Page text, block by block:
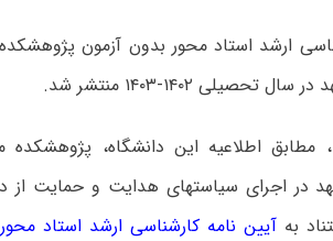
ارشد استاد محور بدون آزمون
۱۴۰۲-۱۴۰۳ منتشر شد.
، مطابق اطلاعیه این دانشگاه، پژوهشکده
در اجرای سیاستهای هدایت و حمایت از
بهآیین نامه کارشناسی ارشد استاد محور